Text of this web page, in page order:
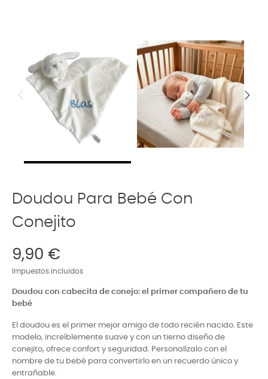
Doudou Para Bebé Con
Conejito
9,90 €
Impuestos incluidos
Doudou con cabecita de conejo: el primer compañero de tu
bebé
El doudou es el primer mejor amigo de todo recién nacido. Este
modelo, increíblemente suave y con un tierno diseño de
conejito, ofrece confort y seguridad. Personalízalo con el
nombre de tu bebé para convertirlo en un recuerdo único y
entrañable.